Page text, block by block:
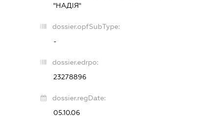
"НАДІЯ"
dossier.opfSubType:
-
dossier.edrpo:
23278896
dossier.regDate:
05.10.06